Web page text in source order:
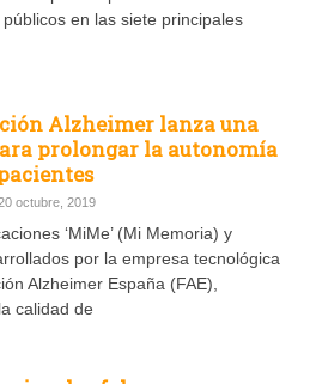
en las siete principales
Alzheimer lanza una
prolongar la autonomía
octubre, 2019
‘MiMe’ (Mi Memoria) y
por la empresa tecnológica
Alzheimer España (FAE),
calidad de